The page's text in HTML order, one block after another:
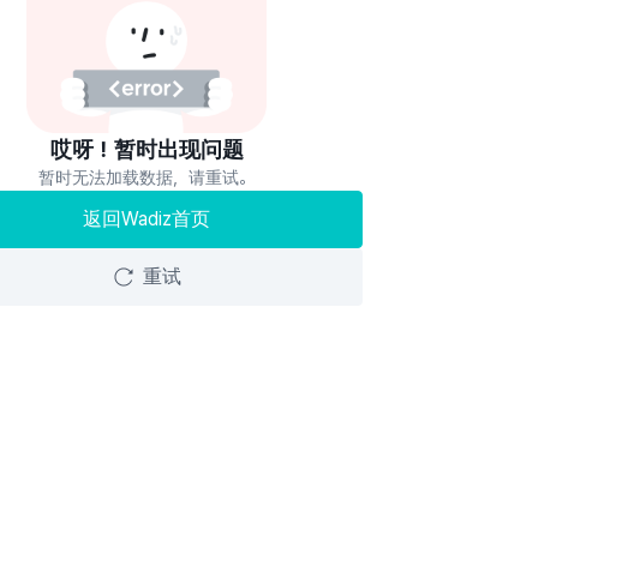
哎呀！暂时出现问题
暂时无法加载数据，请重试。
返回Wadiz首页
重试